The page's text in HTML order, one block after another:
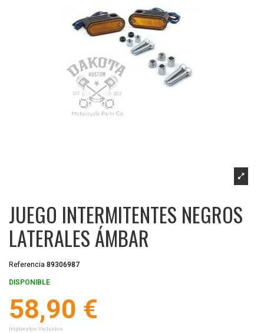
JUEGO INTERMITENTES NEGROS
LATERALES ÁMBAR
Referencia 89306987
DISPONIBLE
58,90 €
Impuestos incluidos